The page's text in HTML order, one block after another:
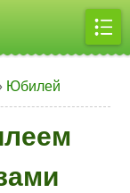
Юбилей